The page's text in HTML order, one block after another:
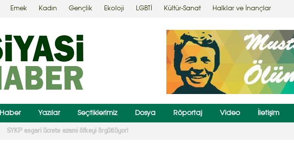
Emek Kadın Gençlik Ekoloji LGBTİ Kültür-Sanat Halklar ve İnançlar
Haber Yazılar Seçtiklerimiz Dosya Röportaj Video İletişim
CHP seçim barajının yüzde 3’e düşürülmesi için kanun teklifi verdi